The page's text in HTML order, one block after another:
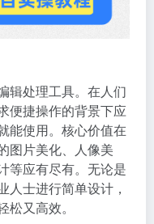
辑处理工具。在人们
便捷操作的背景下应
能使用。核心价值在
图片美化、人像美
等应有尽有。无论是
人士进行简单设计，
又高效。